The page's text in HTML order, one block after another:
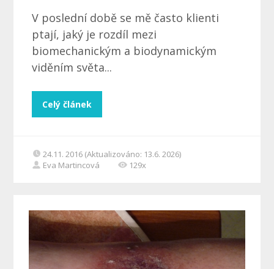
V poslední době se mě často klienti
ptají, jaký je rozdíl mezi
biomechanickým a biodynamickým
viděním světa...
Celý článek
24.11. 2016 (Aktualizováno: 13.6. 2026)
Eva Martincová
129x